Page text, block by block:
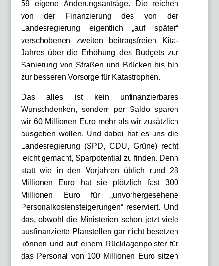
59 eigene Änderungsanträge. Die reichen
von der Finanzierung des von der
Landesregierung eigentlich „auf später“
verschobenen zweiten beitragsfreien Kita-
Jahres über die Erhöhung des Budgets zur
Sanierung von Straßen und Brücken bis hin
zur besseren Vorsorge für Katastrophen.
Das alles ist kein unfinanzierbares
Wunschdenken, sondern per Saldo sparen
wir 60 Millionen Euro mehr als wir zusätzlich
ausgeben wollen. Und dabei hat es uns die
Landesregierung (SPD, CDU, Grüne) recht
leicht gemacht, Sparpotential zu finden. Denn
statt wie in den Vorjahren üblich rund 28
Millionen Euro hat sie plötzlich fast 300
Millionen Euro für „unvorhergesehene
Personalkostensteigerungen“ reserviert. Und
das, obwohl die Ministerien schon jetzt viele
ausfinanzierte Planstellen gar nicht besetzen
können und auf einem Rücklagenpolster für
das Personal von 100 Millionen Euro sitzen